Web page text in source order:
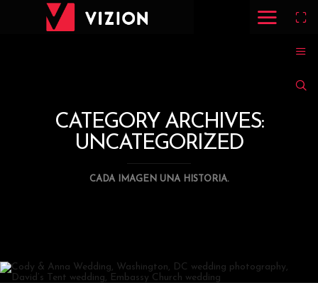
CATEGORY ARCHIVES:
UNCATEGORIZED
CADA IMAGEN UNA HISTORIA.